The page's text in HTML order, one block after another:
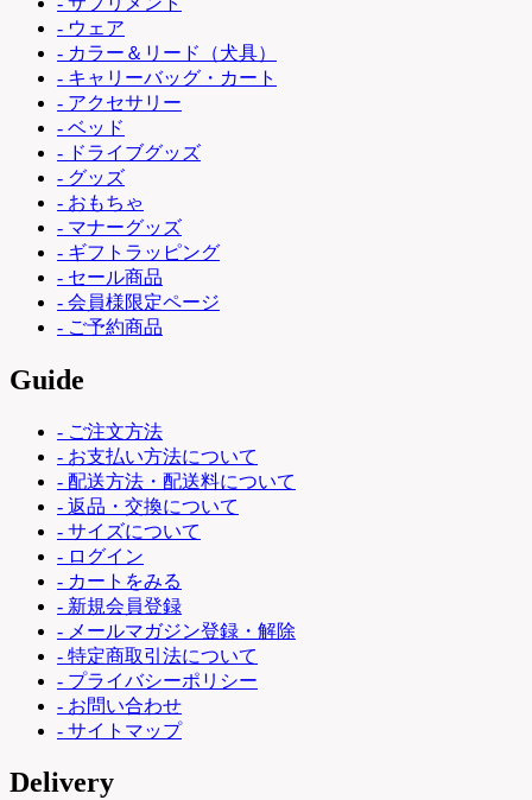
- ウェア
- カラー＆リード（犬具）
- キャリーバッグ・カート
- アクセサリー
- ベッド
- ドライブグッズ
- グッズ
- おもちゃ
- マナーグッズ
- ギフトラッピング
- セール商品
- 会員様限定ページ
- ご予約商品
Guide
- ご注文方法
- お支払い方法について
- 配送方法・配送料について
- 返品・交換について
- サイズについて
- ログイン
- カートをみる
- 新規会員登録
- メールマガジン登録・解除
- 特定商取引法について
- プライバシーポリシー
- お問い合わせ
- サイトマップ
Delivery